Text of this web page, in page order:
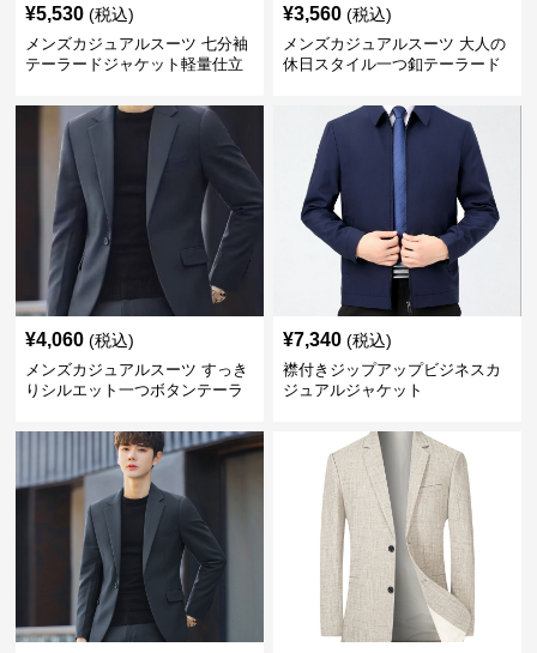
¥5,530 (税込)
メンズカジュアルスーツ 七分袖
テーラードジャケット軽量仕立
¥3,560 (税込)
メンズカジュアルスーツ 大人の
休日スタイル一つ釦テーラード
¥4,060 (税込)
メンズカジュアルスーツ すっき
りシルエット一つボタンテーラ
¥7,340 (税込)
襟付きジップアップビジネスカ
ジュアルジャケット